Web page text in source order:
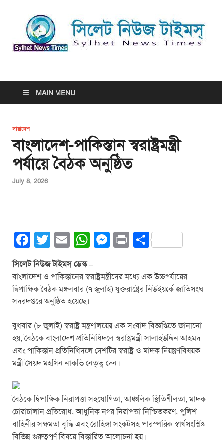
সিলেট নিউজ টাইমস্ | Sylhet
News Times
MAIN MENU
সারাদেশ
বাংলাদেশ-পাকিস্তান স্বরাষ্ট্রমন্ত্রী
পর্যায়ে বৈঠক অনুষ্ঠিত
July 8, 2026
F
a
c
e
b
o
o
k
T
wi
tt
er
E
m
ail
W
at
s
p
p
M
ss
e
g
er
Pr
t
S
ar
e
সিলেট নিউজ টাইমস্ ডেস্ক –
বাংলাদেশ ও পাকিস্তানের স্বরাষ্ট্রমন্ত্রীদের মধ্যে এক উচ্চপর্যায়ের
দ্বিপাক্ষিক বৈঠক মঙ্গলবার (৭ জুলাই) যুক্তরাষ্ট্রের নিউইয়র্কে জাতিসংঘ
সদরদপ্তরে অনুষ্ঠিত হয়েছে।
বুধবার (৮ জুলাই) স্বরাষ্ট্র মন্ত্রণালয়ের এক সংবাদ বিজ্ঞপ্তিতে জানানো
হয়, বৈঠকে বাংলাদেশ প্রতিনিধিদলে স্বরাষ্ট্রমন্ত্রী সালাহউদ্দিন আহমদ
এবং পাকিস্তান প্রতিনিধিদলে দেশটির স্বরাষ্ট্র ও মাদক নিয়ন্ত্রণবিষয়ক
মন্ত্রী সৈয়দ মহসিন নাকভি নেতৃত্ব দেন।
বৈঠকে দ্বিপাক্ষিক নিরাপত্তা সহযোগিতা, আঞ্চলিক স্থিতিশীলতা, মাদক
চোরাচালান প্রতিরোধ, আধুনিক নগর নিরাপত্তা নিশ্চিতকরণ, পুলিশ
বাহিনীর সক্ষমতা বৃদ্ধি এবং রোহিঙ্গা সংকটসহ পারস্পরিক স্বার্থসংশ্লিষ্ট
বিভিন্ন গুরুত্বপূর্ণ বিষয়ে বিস্তারিত আলোচনা হয়।